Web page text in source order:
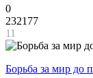
0
232177
11
Борьба за мир до